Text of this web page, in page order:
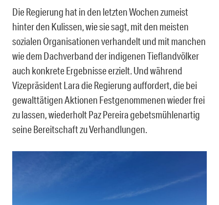
Die Regierung hat in den letzten Wochen zumeist
hinter den Kulissen, wie sie sagt, mit den meisten
sozialen Organisationen verhandelt und mit manchen
wie dem Dachverband der indigenen Tieflandvölker
auch konkrete Ergebnisse erzielt. Und während
Vizepräsident Lara die Regierung auffordert, die bei
gewalttätigen Aktionen Festgenommenen wieder frei
zu lassen, wiederholt Paz Pereira gebetsmühlenartig
seine Bereitschaft zu Verhandlungen.